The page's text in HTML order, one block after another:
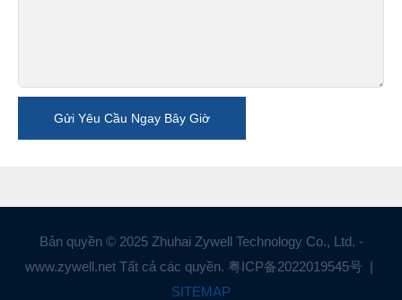
Gửi Yêu Cầu Ngay Bây Giờ
Bản quyền © 2025 Zhuhai Zywell Technology Co., Ltd. -
www.zywell.net Tất cả các quyền. 粤ICP备2022019545号 |
SITEMAP